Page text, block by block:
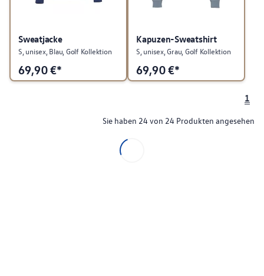
Sweatjacke
S, unisex, Blau, Golf Kollektion
69,90€*
Kapuzen-Sweatshirt
S, unisex, Grau, Golf Kollektion
69,90€*
1
Sie haben 24 von 24 Produkten angesehen